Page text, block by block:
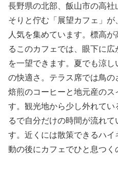
長野県の北部、飯山市の高
そりと佇む「展望カフェ」
人気を集めています。標高
るこのカフェでは、眼下に
を一望できます。夏でも涼
の快適さ。テラス席では鳥
焙煎のコーヒーと地元産のス
す。観光地から少し外れてい
るで自分だけの時間が流れ
す。近くには散策できるハ
動の後にカフェでひと息つく